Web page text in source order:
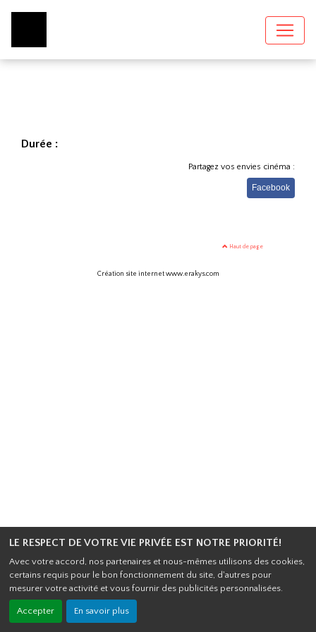
LE RESPECT DE VOTRE VIE PRIVÉE EST NOTRE PRIORITÉ!
Avec votre accord, nos partenaires et nous-mêmes utilisons des cookies,
certains requis pour le bon fonctionnement du site, d'autres pour
mesurer votre activité et vous fournir des publicités personnalisées.
Accepter En savoir plus
Durée :
Partagez vos envies cinéma :
Facebook
Haut de page
Création site internet www.erakys.com